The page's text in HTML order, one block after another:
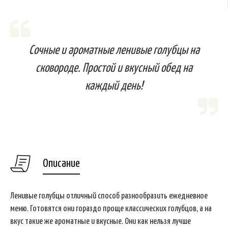
Сочные и ароматные ленивые голубцы на
сковороде. Простой и вкусный обед на
каждый день!
Описание
Ленивые голубцы отличный способ разнообразить ежедневное
меню. Готовятся они гораздо проще классических голубцов, а на
вкус такие же ароматные и вкусные. Они как нельзя лучше